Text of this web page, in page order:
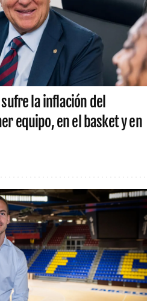
la inflación del
equipo, en el basket y en